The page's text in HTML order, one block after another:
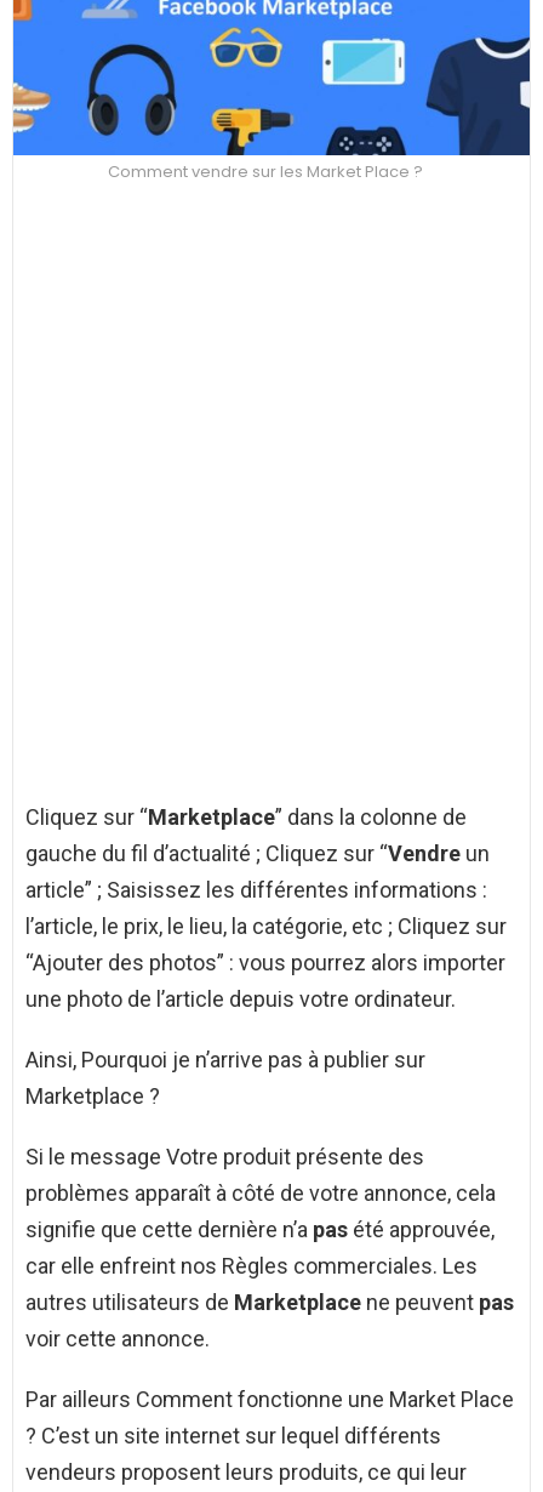
Comment vendre sur les Market Place ?
Cliquez sur “Marketplace” dans la colonne de
gauche du fil d’actualité ; Cliquez sur “Vendre un
article” ; Saisissez les différentes informations :
l’article, le prix, le lieu, la catégorie, etc ; Cliquez sur
“Ajouter des photos” : vous pourrez alors importer
une photo de l’article depuis votre ordinateur.
Ainsi, Pourquoi je n’arrive pas à publier sur
Marketplace ?
Si le message Votre produit présente des
problèmes apparaît à côté de votre annonce, cela
signifie que cette dernière n’a pas été approuvée,
car elle enfreint nos Règles commerciales. Les
autres utilisateurs de Marketplace ne peuvent pas
voir cette annonce.
Par ailleurs Comment fonctionne une Market Place
? C’est un site internet sur lequel différents
vendeurs proposent leurs produits, ce qui leur